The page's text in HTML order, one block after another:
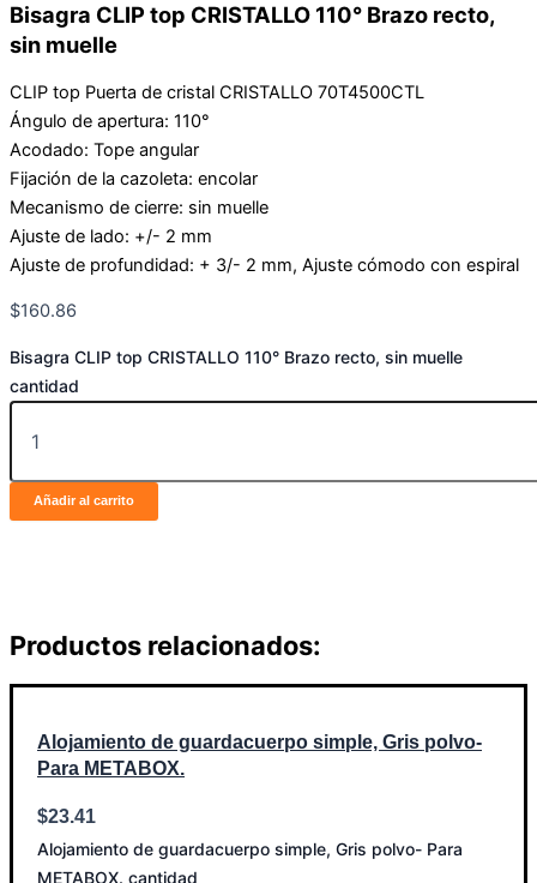
Bisagra CLIP top CRISTALLO 110° Brazo recto,
sin muelle
CLIP top Puerta de cristal CRISTALLO 70T4500CTL
Ángulo de apertura: 110°
Acodado: Tope angular
Fijación de la cazoleta: encolar
Mecanismo de cierre: sin muelle
Ajuste de lado: +/- 2 mm
Ajuste de profundidad: + 3/- 2 mm, Ajuste cómodo con espiral
$160.86
Bisagra CLIP top CRISTALLO 110° Brazo recto, sin muelle
cantidad
Añadir al carrito
Productos relacionados:
Alojamiento de guardacuerpo simple, Gris polvo-
Para METABOX.
$23.41
Alojamiento de guardacuerpo simple, Gris polvo- Para
METABOX. cantidad